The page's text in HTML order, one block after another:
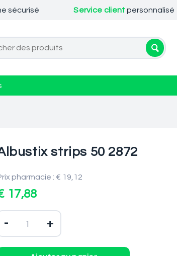
sécurisé Service clientpersonnalisé
strips 50 2872
pharmacie : € 19,12
17,88
- +